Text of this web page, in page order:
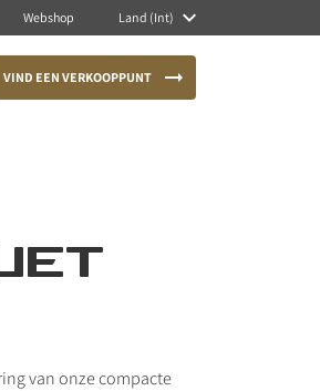
Webshop Land (Int)
VIND EEN VERKOOPPUNT
van onze compacte